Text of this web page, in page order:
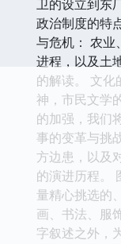
卫的设立到东
政治制度的特
与危机： 农业
进程，以及土
的解读。 文化
神，市民文学
的加强，我们
事的变革与挑
方边患，以及
的演进历程。
量精心挑选的
画、书法、服
字叙述之外，